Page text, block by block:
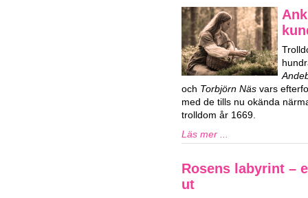
och Torbjörn Näs vars
med de tills nu okända
trolldom år 1669.
Läs mer ...
Rosens labyrint –
ut